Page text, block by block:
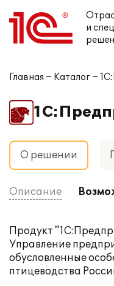
и
Главная Каталог
О решении
Описание
Продукт
Управление
обусловленные
птицеводства